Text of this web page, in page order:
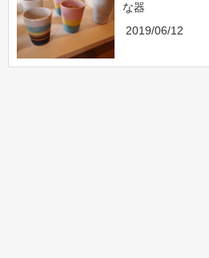
な器
2019/06/12